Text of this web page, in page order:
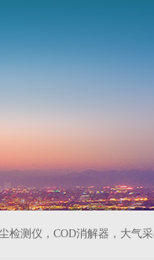
检测仪，COD消解器，大气